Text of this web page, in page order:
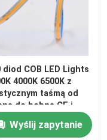
diod COB LED Lights
4000K 6500K z
taśmą od
do bębna CE i
certyfikowane 24V
Wyślij zapytanie